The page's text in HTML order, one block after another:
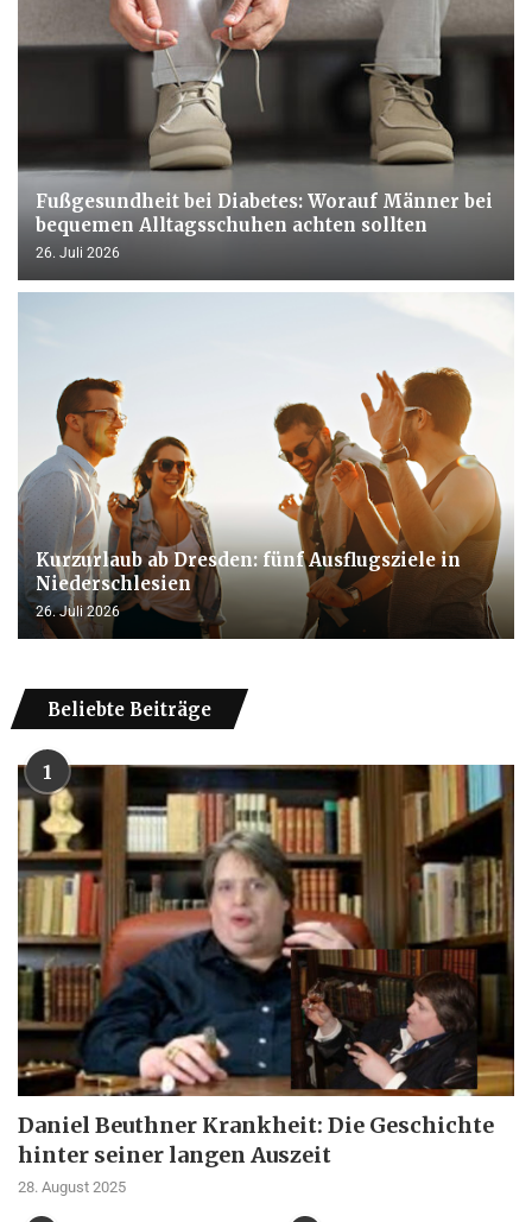
Fußgesundheit bei Diabetes: Worauf Männer bei
bequemen Alltagsschuhen achten sollten
26. Juli 2026
Kurzurlaub ab Dresden: fünf Ausflugsziele in
Niederschlesien
26. Juli 2026
Beliebte Beiträge
1
Daniel Beuthner Krankheit: Die Geschichte
hinter seiner langen Auszeit
28. August 2025